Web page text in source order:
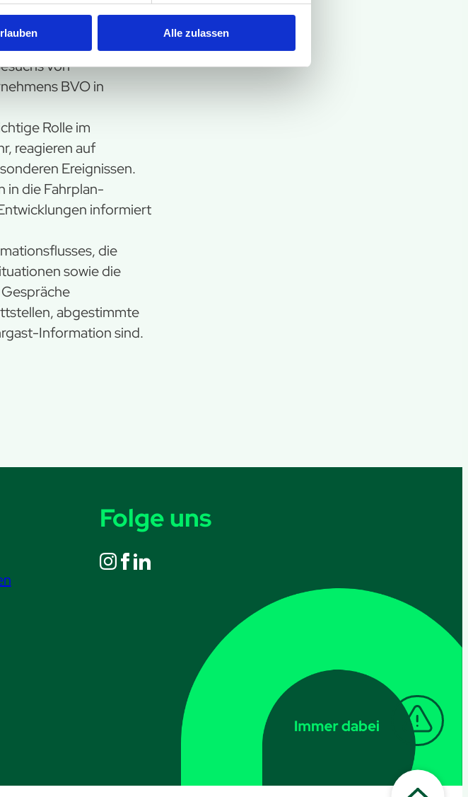
Alle zulassen
oder Störungen
allem zu den
von
BVO in
Rolle im
reagieren auf
Ereignissen.
in die Fahrplan-
informiert
die
sowie die
abgestimmte
Information sind.
Folge uns